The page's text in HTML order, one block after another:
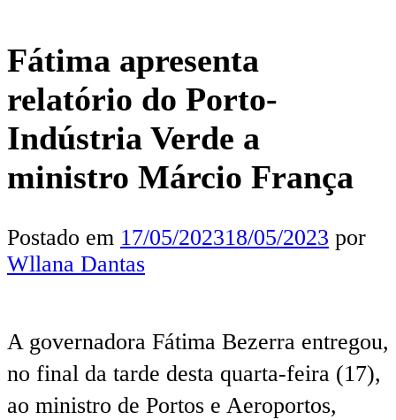
Fátima apresenta
relatório do Porto-
Indústria Verde a
ministro Márcio França
Postado em 17/05/202318/05/2023 por
Wllana Dantas
A governadora Fátima Bezerra entregou,
no final da tarde desta quarta-feira (17),
ao ministro de Portos e Aeroportos,